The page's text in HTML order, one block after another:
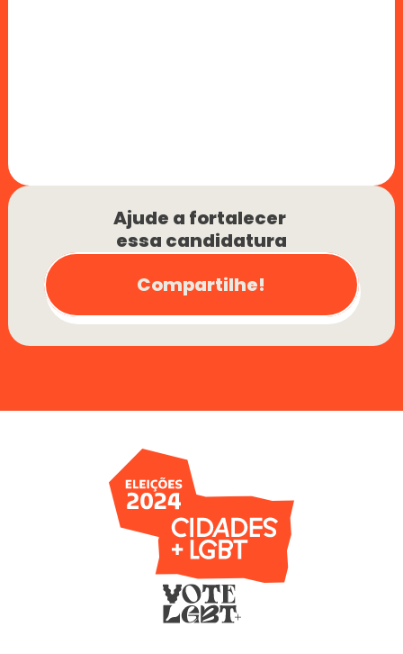
Ajude a fortalecer
essa candidatura
Compartilhe!